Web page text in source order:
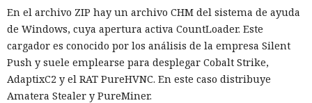
En el archivo ZIP hay un archivo CHM del sistema de ayuda
de Windows, cuya apertura activa CountLoader. Este
cargador es conocido por los análisis de la empresa Silent
Push y suele emplearse para desplegar Cobalt Strike,
AdaptixC2 y el RAT PureHVNC. En este caso distribuye
Amatera Stealer y PureMiner.